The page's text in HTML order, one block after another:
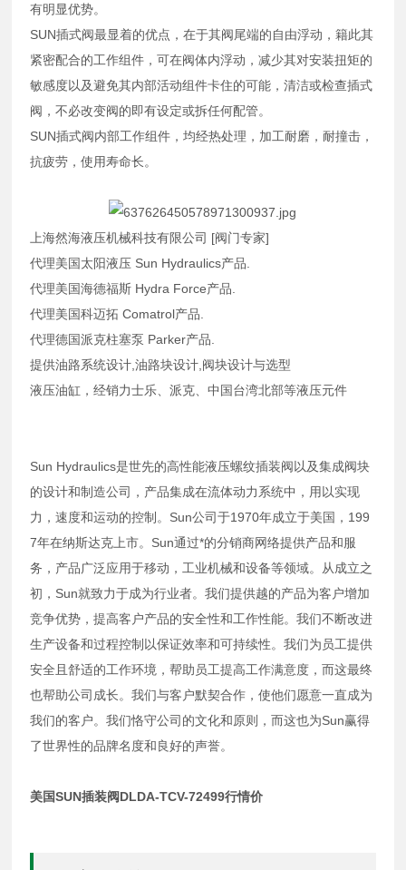
有明显优势。
SUN插式阀最显着的优点，在于其阀尾端的自由浮动，籍此其
紧密配合的工作组件，可在阀体内浮动，减少其对安装扭矩的
敏感度以及避免其内部活动组件卡住的可能，清洁或检查插式
阀，不必改变阀的即有设定或拆任何配管。
SUN插式阀内部工作组件，均经热处理，加工耐磨，耐撞击，
抗疲劳，使用寿命长。
上海然海液压机械科技有限公司 [阀门专家]
代理美国太阳液压 Sun Hydraulics产品.
代理美国海德福斯 Hydra Force产品.
代理美国科迈拓 Comatrol产品.
代理德国派克柱塞泵 Parker产品.
提供油路系统设计,油路块设计,阀块设计与选型
液压油缸，经销力士乐、派克、中国台湾北部等液压元件
Sun Hydraulics是世先的高性能液压螺纹插装阀以及集成阀块
的设计和制造公司，产品集成在流体动力系统中，用以实现
力，速度和运动的控制。Sun公司于1970年成立于美国，199
7年在纳斯达克上市。Sun通过*的分销商网络提供产品和服
务，产品广泛应用于移动，工业机械和设备等领域。从成立之
初，Sun就致力于成为行业者。我们提供越的产品为客户增加
竞争优势，提高客户产品的安全性和工作性能。我们不断改进
生产设备和过程控制以保证效率和可持续性。我们为员工提供
安全且舒适的工作环境，帮助员工提高工作满意度，而这最终
也帮助公司成长。我们与客户默契合作，使他们愿意一直成为
我们的客户。我们恪守公司的文化和原则，而这也为Sun赢得
了世界性的品牌名度和良好的声誉。
美国SUN插装阀DLDA-TCV-72499行情价